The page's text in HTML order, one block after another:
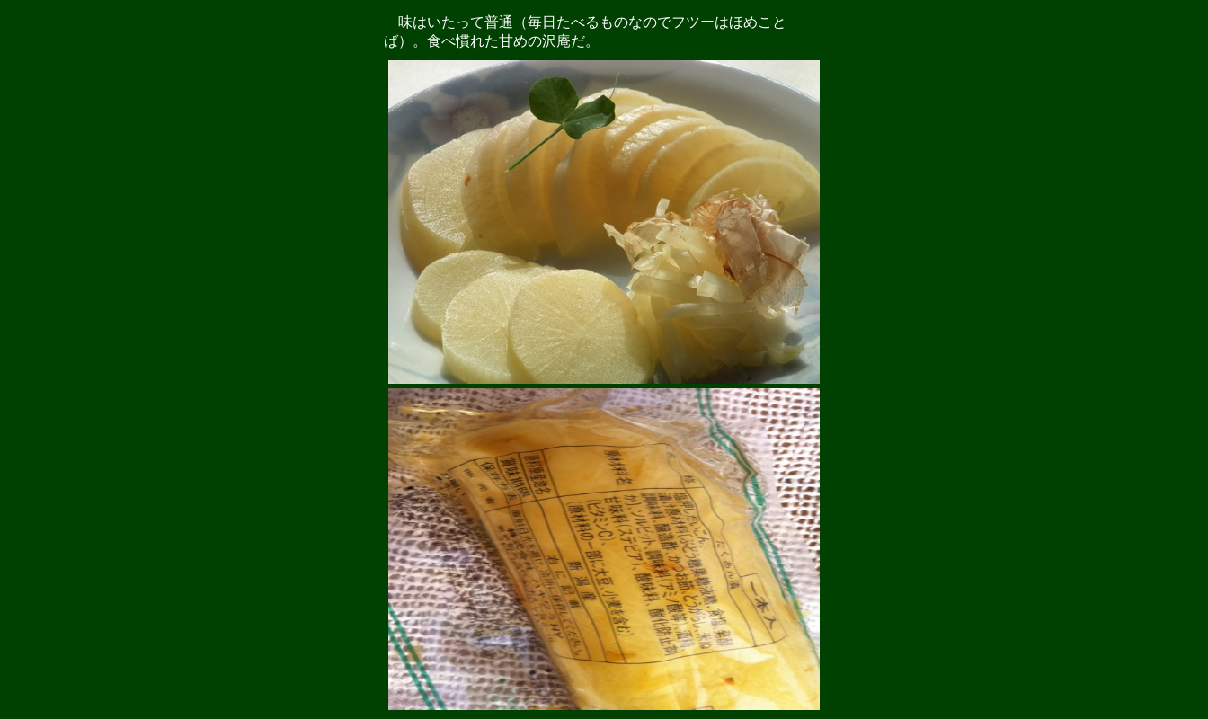
味はいたって普通（毎日たべるものなのでフツーはほめこと
ば）。食べ慣れた甘めの沢庵だ。